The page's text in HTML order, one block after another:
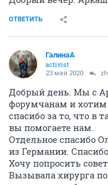
ОТВЕТИТЬ
ГалинаА
activist
23 мая 2020
Добрый день. Мы с
форумчанам и хотим
спасибо за то, что в
вы помогаете нам.
Отдельное спасибо
из Германии.
Хочу попросить
Вызывала хирурга